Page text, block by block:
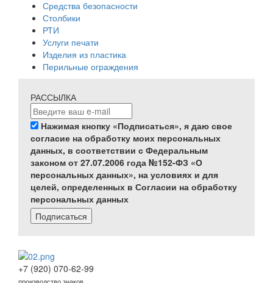
Средства безопасности
Столбики
РТИ
Услуги печати
Изделия из пластика
Перильные ограждения
РАССЫЛКА
Нажимая кнопку «Подписаться», я даю свое
согласие на обработку моих персональных
данных, в соответствии с Федеральным
законом от 27.07.2006 года №152-ФЗ «О
персональных данных», на условиях и для
целей, определенных в Согласии на обработку
персональных данных
Подписаться
+7 (920) 070-62-99